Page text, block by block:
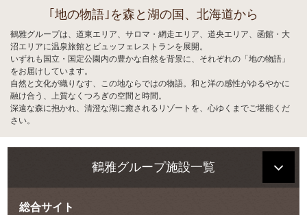
｢地の物語｣を森と湖の国、北海道から
鶴雅グループは、道東エリア、サロマ・網走エリア、道央エリア、函館・大
沼エリアに温泉旅館とビュッフェレストランを展開。
いずれも国立・国定公園内の豊かな自然を背景に、それぞれの「地の物語」
をお届けしています。
自然と文化が織りなす、この地ならではの物語。和と洋の感性がゆるやかに
融け合う、上質なくつろぎの空間と時間。
深遠な森に抱かれ、清澄な湖に癒されるリゾートを、心ゆくまでご堪能くだ
さい。
鶴雅グループ施設一覧
総合サイト